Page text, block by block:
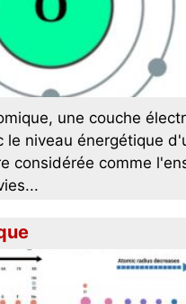
une couche
le niveau énergétique
considérée comme